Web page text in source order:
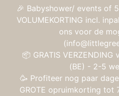
🎉 Babyshower/ events of
VOLUMEKORTING incl.
ons voor de
📦 GRATIS
(BE) - 2-5
🥳 Profiteer nog paar
GROTE opruimkorting tot